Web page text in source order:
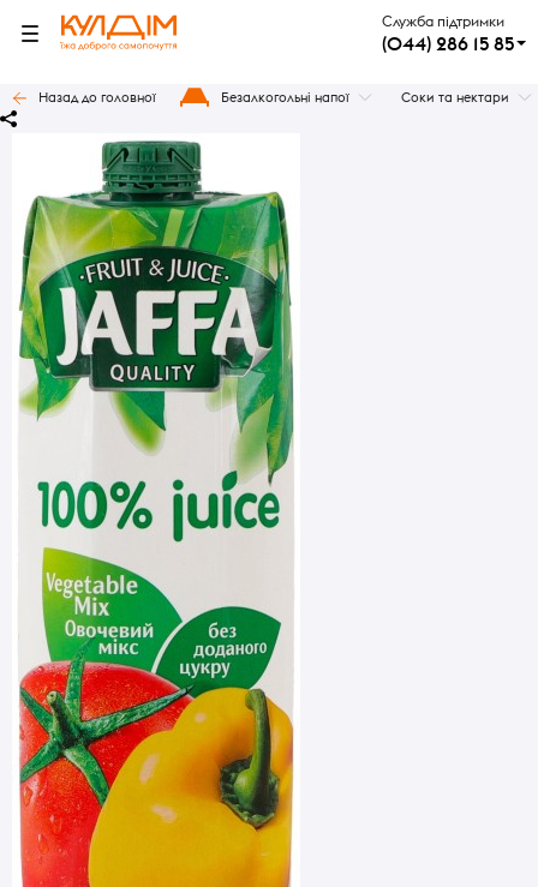
Служба підтримки
(044) 286 15 85
Назад до головної Безалкогольні напої Соки та нектари